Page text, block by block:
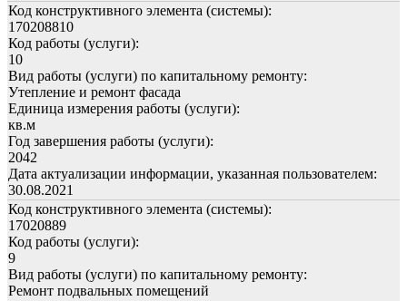
Код конструктивного элемента (системы):
170208810
Код работы (услуги):
10
Вид работы (услуги) по капитальному ремонту:
Утепление и ремонт фасада
Единица измерения работы (услуги):
кв.м
Год завершения работы (услуги):
2042
Дата актуализации информации, указанная пользователем:
30.08.2021
Код конструктивного элемента (системы):
17020889
Код работы (услуги):
9
Вид работы (услуги) по капитальному ремонту:
Ремонт подвальных помещений